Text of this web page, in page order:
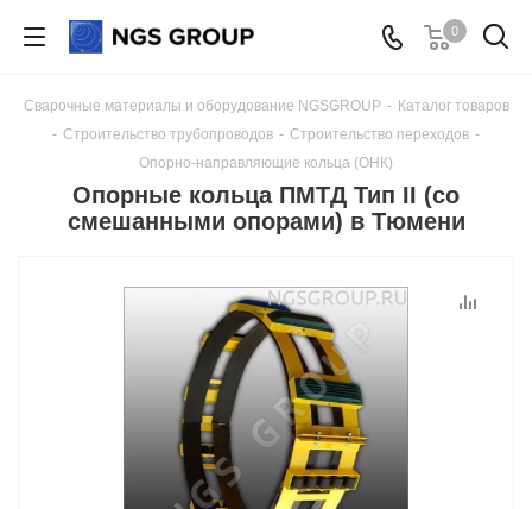
0
Сварочные материалы и оборудование NGSGROUP - Каталог товаров
- Строительство трубопроводов - Строительство переходов -
Опорно-направляющие кольца (ОНК)
Опорные кольца ПМТД Тип II (со
смешанными опорами) в Тюмени